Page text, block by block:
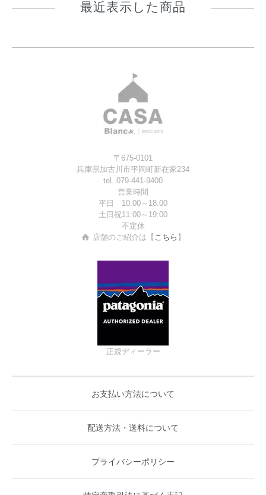
最近表示した商品
〒675-0101
兵庫県加古川市平岡町新在家234
tel. 079-441-9400
営業時間
平日 10:00～18:00
土日祝11:00～19:00
不定休
店舗のご紹介は【 こちら 】
正規ディーラー
お支払い方法について
配送方法・送料について
プライバシーポリシー